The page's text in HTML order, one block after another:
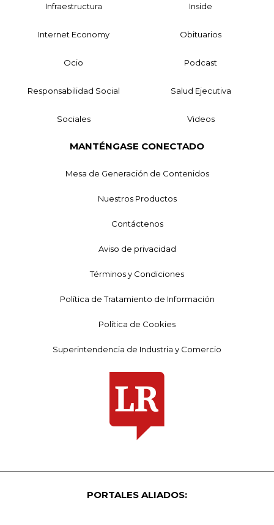
Infraestructura Inside
Internet Economy Obituarios
Ocio Podcast
Responsabilidad Social Salud Ejecutiva
Sociales Videos
MANTÉNGASE CONECTADO
Mesa de Generación de Contenidos
Nuestros Productos
Contáctenos
Aviso de privacidad
Términos y Condiciones
Política de Tratamiento de Información
Política de Cookies
Superintendencia de Industria y Comercio
PORTALES ALIADOS: